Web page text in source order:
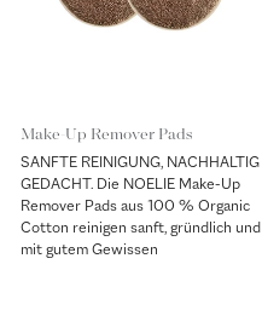
Make-Up Remover Pads
SANFTE REINIGUNG, NACHHALTIG
GEDACHT. Die NOELIE Make-Up
Remover Pads aus 100 % Organic
Cotton reinigen sanft, gründlich und
mit gutem Gewissen